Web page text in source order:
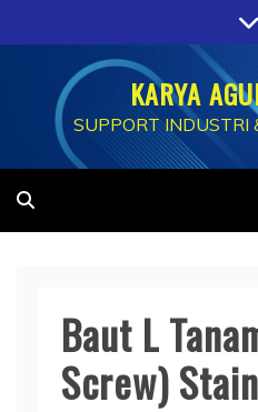
to
KARYA
SUPPORT INDUSTRI
Baut L
Screw)